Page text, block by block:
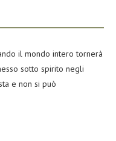
il mondo intero tornerà
sotto spirito negli
e non si può